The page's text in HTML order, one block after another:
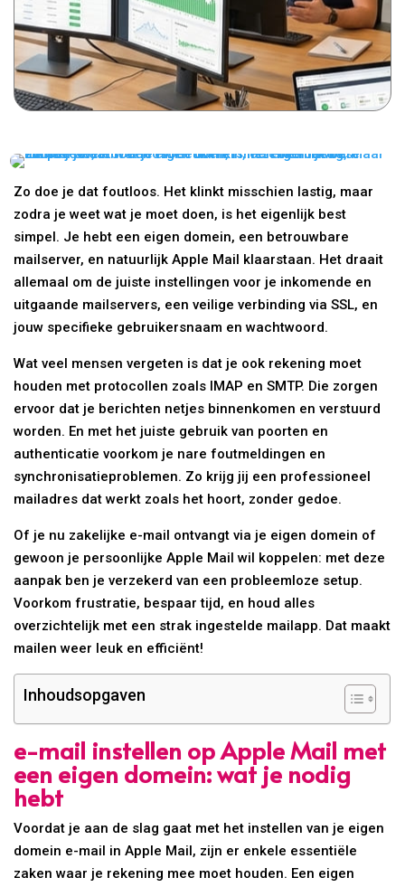
Zo doe je dat foutloos. Het klinkt misschien lastig, maar
zodra je weet wat je moet doen, is het eigenlijk best
simpel. Je hebt een eigen domein, een betrouwbare
mailserver, en natuurlijk Apple Mail klaarstaan. Het draait
allemaal om de juiste instellingen voor je inkomende en
uitgaande mailservers, een veilige verbinding via SSL, en
jouw specifieke gebruikersnaam en wachtwoord.
Wat veel mensen vergeten is dat je ook rekening moet
houden met protocollen zoals IMAP en SMTP. Die zorgen
ervoor dat je berichten netjes binnenkomen en verstuurd
worden. En met het juiste gebruik van poorten en
authenticatie voorkom je nare foutmeldingen en
synchronisatieproblemen. Zo krijg jij een professioneel
mailadres dat werkt zoals het hoort, zonder gedoe.
Of je nu zakelijke e-mail ontvangt via je eigen domein of
gewoon je persoonlijke Apple Mail wil koppelen: met deze
aanpak ben je verzekerd van een probleemloze setup.
Voorkom frustratie, bespaar tijd, en houd alles
overzichtelijk met een strak ingestelde mailapp. Dat maakt
mailen weer leuk en efficiënt!
Inhoudsopgaven
e-mail instellen op Apple Mail met
een eigen domein: wat je nodig
hebt
Voordat je aan de slag gaat met het instellen van je eigen
domein e-mail in Apple Mail, zijn er enkele essentiële
zaken waar je rekening mee moet houden. Een eigen